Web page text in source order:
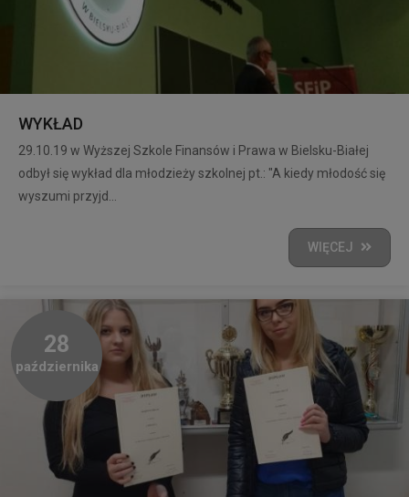
WYKŁAD
29.10.19 w Wyższej Szkole Finansów i Prawa w Bielsku-Białej
odbył się wykład dla młodzieży szkolnej pt.: "A kiedy młodość się
wyszumi przyjd...
WIĘCEJ
28
października